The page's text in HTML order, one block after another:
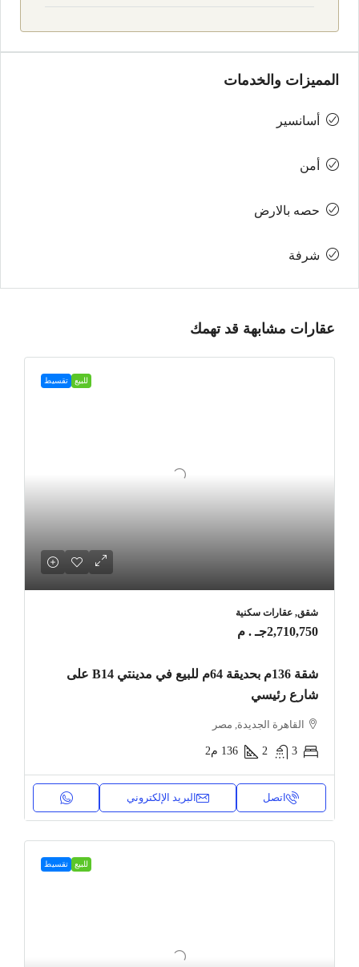
المميزات والخدمات
أسانسير
أمن
حصه بالارض
شرفة
عقارات مشابهة قد تهمك
للبيع تقسيط
شقق, عقارات سكنية
2,710,750جـ . م
شقة 136م بحديقة 64م للبيع في مدينتي B14 على
شارع رئيسي
القاهرة الجديدة, مصر
3
2
136 م2
اتصل البريد الإلكتروني
للبيع تقسيط